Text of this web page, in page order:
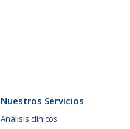
Nuestros Servicios
Análisis clínicos